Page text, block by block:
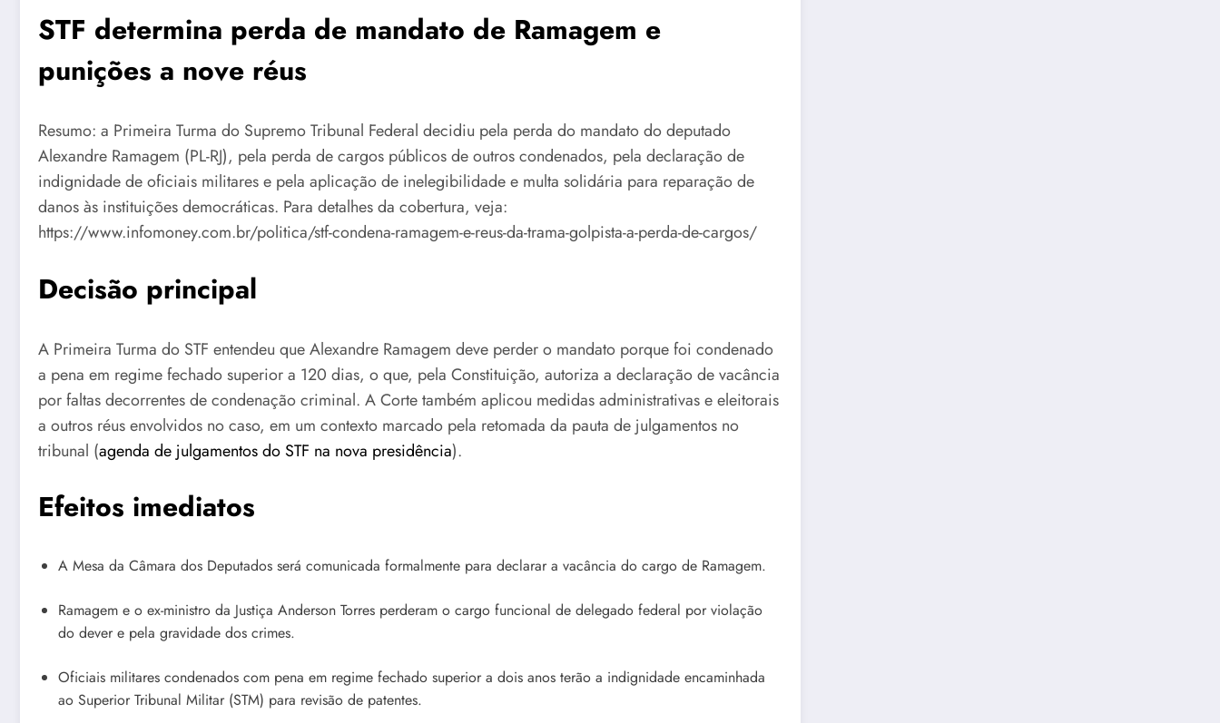
STF determina perda de mandato de Ramagem e
punições a nove réus
Resumo: a Primeira Turma do Supremo Tribunal Federal decidiu pela perda do mandato do deputado
Alexandre Ramagem (PL-RJ), pela perda de cargos públicos de outros condenados, pela declaração de
indignidade de oficiais militares e pela aplicação de inelegibilidade e multa solidária para reparação de
danos às instituições democráticas. Para detalhes da cobertura, veja:
https://www.infomoney.com.br/politica/stf-condena-ramagem-e-reus-da-trama-golpista-a-perda-de-cargos/
Decisão principal
A Primeira Turma do STF entendeu que Alexandre Ramagem deve perder o mandato porque foi condenado
a pena em regime fechado superior a 120 dias, o que, pela Constituição, autoriza a declaração de vacância
por faltas decorrentes de condenação criminal. A Corte também aplicou medidas administrativas e eleitorais
a outros réus envolvidos no caso, em um contexto marcado pela retomada da pauta de julgamentos no
tribunal (agenda de julgamentos do STF na nova presidência).
Efeitos imediatos
A Mesa da Câmara dos Deputados será comunicada formalmente para declarar a vacância do cargo de Ramagem.
Ramagem e o ex-ministro da Justiça Anderson Torres perderam o cargo funcional de delegado federal por violação
do dever e pela gravidade dos crimes.
Oficiais militares condenados com pena em regime fechado superior a dois anos terão a indignidade encaminhada
ao Superior Tribunal Militar (STM) para revisão de patentes.